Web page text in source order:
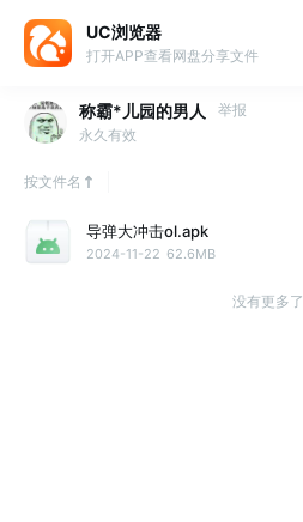
UC浏览器
打开APP查看网盘分享文件
称霸*儿园的男人
举报
永久有效
按文件名
导弹大冲击ol.apk
2024-11-22 62.6MB
没有更多了